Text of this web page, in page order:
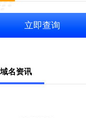
立即查询
域名资讯